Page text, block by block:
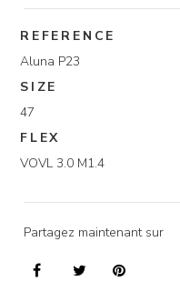
REFERENCE
Aluna P23
SIZE
47
FLEX
VOVL 3.0 M1.4
Partagez maintenant sur